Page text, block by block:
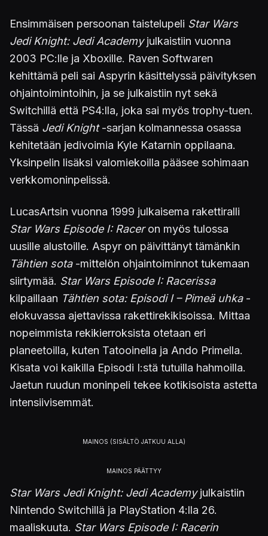
Ensimmäisen persoonan taistelupeli Star Wars
Jedi Knight: Jedi Academyjulkaistiin vuonna
2003 PC:lle ja Xboxille. Raven Softwaren
kehittämä peli sai Aspyrin käsittelyssä päivityksen
ohjaintoimintoihin, ja se julkaistiin nyt sekä
Switchillä että PS4:lla, joka sai myös trophy-tuen.
Tässä Jedi Knight-sarjan kolmannessa osassa
kehitetään jedivoimia Kyle Katarnin oppilaana.
Yksinpelin lisäksi valomiekoilla pääsee sohimaan
verkkomoninpelissä.
LucasArtsin vuonna 1999 julkaisema rakettiralli
Star Wars Episode I: Raceron myös tulossa
uusille alustoille. Aspyr on päivittänyt tämänkin
Tähtien sota-mittelön ohjaintoiminnot tukemaan
siirtymää. Star Wars Episode I: Racerissa
kilpaillaan Tähtien sota: Episodi I – Pimeä uhka -
elokuvassa ajettavissa rakettirekikisoissa. Mittaa
nopeimmista rekikierroksista otetaan eri
planeetoilla, kuten Tatooinella ja Ando Primella.
Kisata voi kaikilla Episodi I:stä tutuilla hahmoilla.
Jaetun ruudun moninpeli tekee kotikisoista astetta
intensiivisemmät.
Star Wars Jedi Knight: Jedi Academyjulkaistiin
Nintendo Switchillä ja PlayStation 4:lla 26.
maaliskuuta. Star Wars Episode I: Racerin